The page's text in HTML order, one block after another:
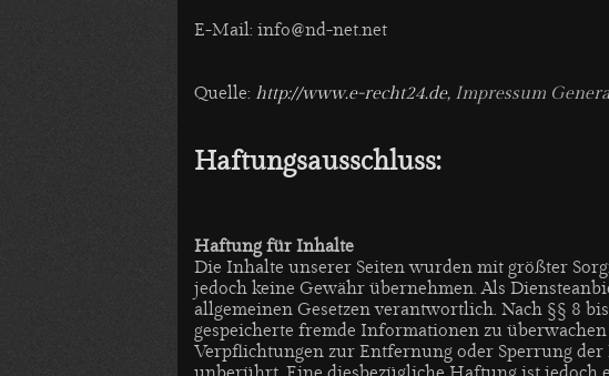
E-Mail: info@nd-net.net
Quelle: http://www.e-recht24.de, Impressum
Haftungsausschluss:
Haftung für Inhalte
Die Inhalte unserer Seiten wurden mit größter
jedoch keine Gewähr übernehmen. Als
allgemeinen Gesetzen verantwortlich. Nach §§ 8
gespeicherte fremde Informationen zu
Verpflichtungen zur Entfernung oder Sperrung